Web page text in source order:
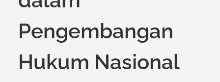
Pengembangan
Hukum Nasional